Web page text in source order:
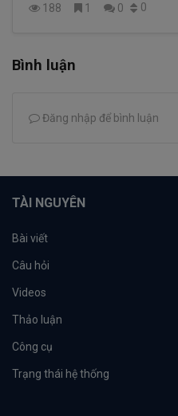
188 1 0 0
Bình luận
Đăng nhập để bình luận
TÀI NGUYÊN
Bài viết
Câu hỏi
Videos
Thảo luận
Công cụ
Trạng thái hệ thống